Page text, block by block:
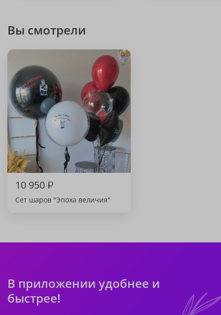
Вы смотрели
10 950₽
Сет шаров "Эпоха величия"
В приложении удобнее и
быстрее!